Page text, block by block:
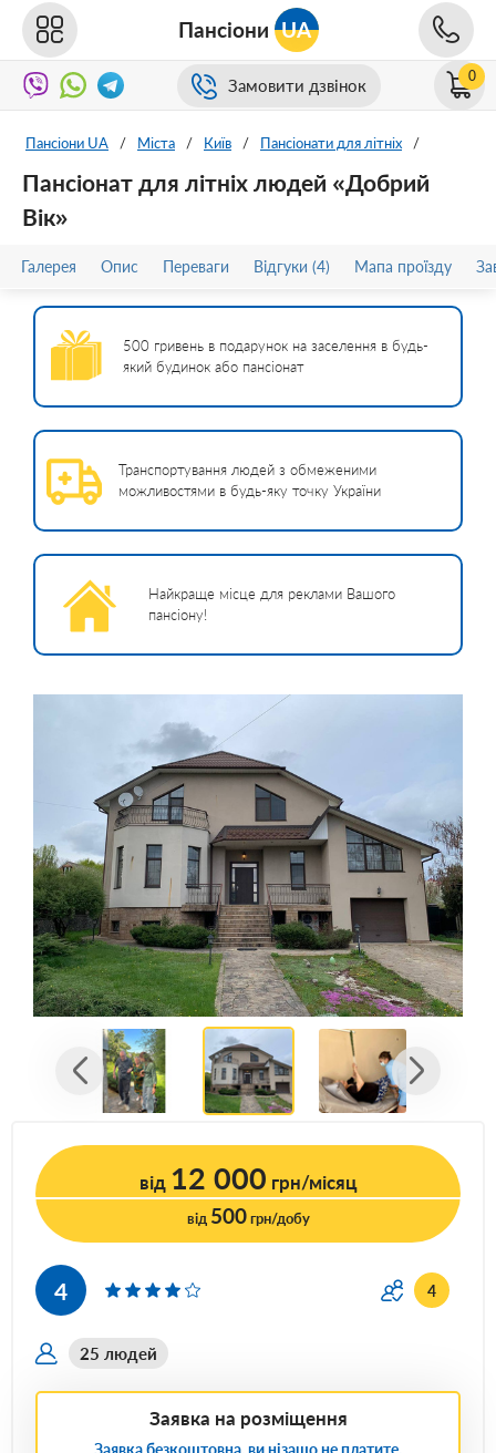
Пансіони UA
Замовити дзвінок 0
Пансіони UA / Міста / Київ / Пансіонати для літніх /
Пансіонат для літніх людей «Добрий
Вік»
Галерея Опис Переваги Відгуки (4) Мапа проїзду
500 гривень в подарунок на заселення в будь-
який будинок або пансіонат
Транспортування людей з обмеженими
можливостями в будь-яку точку України
Найкраще місце для реклами Вашого
пансіону!
від 12 000 грн/місяц
від 500грн/добу
4 4
25 людей
Заявка на розміщення
Заявка безкоштовна, ви нізащо не платите.